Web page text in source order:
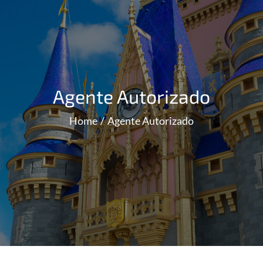
Agente Autorizado
Home Agente Autorizado